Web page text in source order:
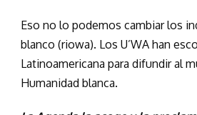
Eso no lo podemos cambiar los
blanco (riowa). Los U’WA han
Latinoamericana para difundir al
Humanidad blanca.